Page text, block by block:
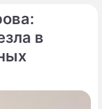
Бориса
в